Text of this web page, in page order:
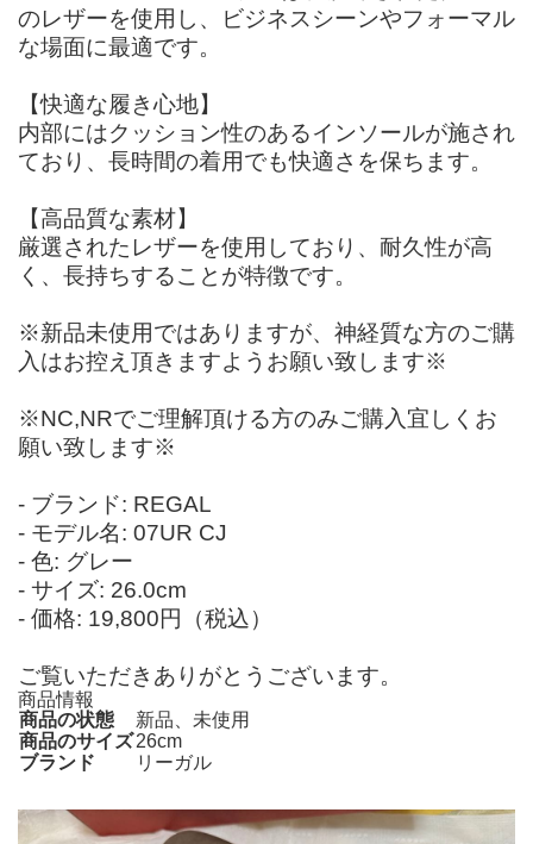
のレザーを使用し、ビジネスシーンやフォーマル
な場面に最適です。
【快適な履き心地】
内部にはクッション性のあるインソールが施され
ており、長時間の着用でも快適さを保ちます。
【高品質な素材】
厳選されたレザーを使用しており、耐久性が高
く、長持ちすることが特徴です。
※新品未使用ではありますが、神経質な方のご購
入はお控え頂きますようお願い致します※
※NC,NRでご理解頂ける方のみご購入宜しくお
願い致します※
- ブランド: REGAL
- モデル名: 07UR CJ
- 色: グレー
- サイズ: 26.0cm
- 価格: 19,800円（税込）
ご覧いただきありがとうございます。
商品情報
商品の状態
新品、未使用
商品のサイズ26cm
ブランド
リーガル